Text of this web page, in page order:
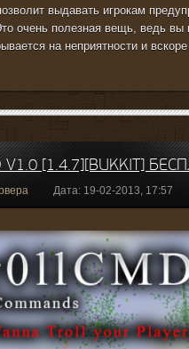
выдавать игрокам
очень полезная вещь, ведь вы
на неприятности и
V1.0 [1.4.7][BUKKIT]
Дата: 19-02-2013, 17:57